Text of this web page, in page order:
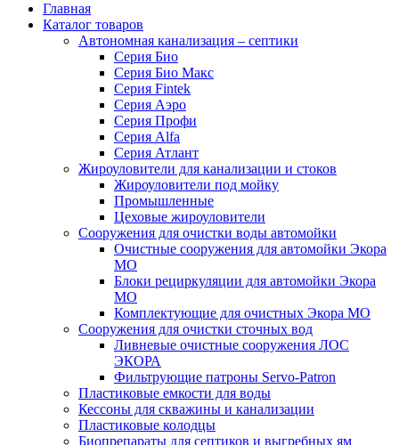
Главная
Каталог товаров
Автономная канализация – септики
Серия Био
Серия Био Макс
Серия Fintek
Серия Аэро
Серия Профи
Серия Alfa
Серия Атлант
Жироуловители для канализации и стоков
Жироуловители под мойку
Промышленные
Цеховые жироуловители
Сооружения для очистки воды автомойки
Очистные сооружения для автомойки Экора
МО
Блоки рециркуляции для автомойки Экора
МО
Комплектующие для очистных Экора МО
Сооружения для очистки сточных вод
Ливневые очистные сооружения ЛОС
ЭКОРА
Фильтрующие патроны Servo-Patron
Пластиковые емкости для воды
Кессоны для скважины и канализации
Пластиковые колодцы
Биопрепараты для септиков и выгребных ям